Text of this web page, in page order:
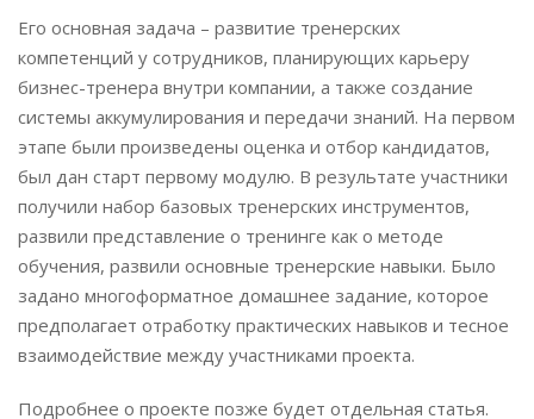
Его основная задача – развитие тренерских
компетенций у сотрудников, планирующих карьеру
бизнес-тренера внутри компании, а также создание
системы аккумулирования и передачи знаний. На первом
этапе были произведены оценка и отбор кандидатов,
был дан старт первому модулю. В результате участники
получили набор базовых тренерских инструментов,
развили представление о тренинге как о методе
обучения, развили основные тренерские навыки. Было
задано многоформатное домашнее задание, которое
предполагает отработку практических навыков и тесное
взаимодействие между участниками проекта.
Подробнее о проекте позже будет отдельная статья.